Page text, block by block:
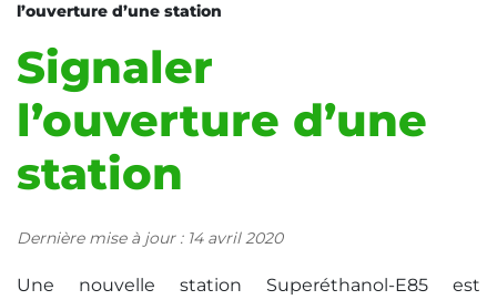
l’ouverture d’une station
Signaler
l’ouverture d’une
station
Dernière mise à jour : 14 avril 2020
Une nouvelle station Superéthanol-E85 est